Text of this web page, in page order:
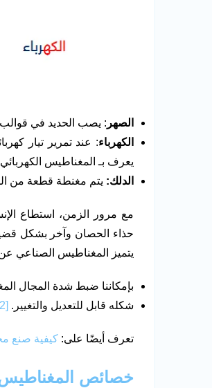
الصهر : يصب الحديد في
الكهرباء: عند تمرير تيار
يعرف بـ المغناطيس
الدلك: يتم مغنطة قطعة من
مع مرور الزمن، استطاع
حذاء الحصان وآخر بشكل
يتميز المغناطيس الصناعي
بإمكاننا ضبط شدة المجال
شكله قابل للتعديل والتغيير. [2]
تعرف أيضًا على: كيفية صنع
خصائص